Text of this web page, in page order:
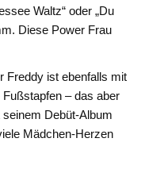
Waltz“ oder „Du
Diese Power Frau
Freddy ist ebenfalls mit
– das aber
Debüt-Album
Mädchen-Herzen